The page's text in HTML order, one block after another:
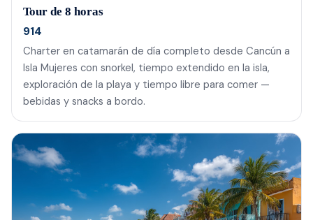
Tour de 8 horas
914
Charter en catamarán de día completo desde Cancún a
Isla Mujeres con snorkel, tiempo extendido en la isla,
exploración de la playa y tiempo libre para comer —
bebidas y snacks a bordo.